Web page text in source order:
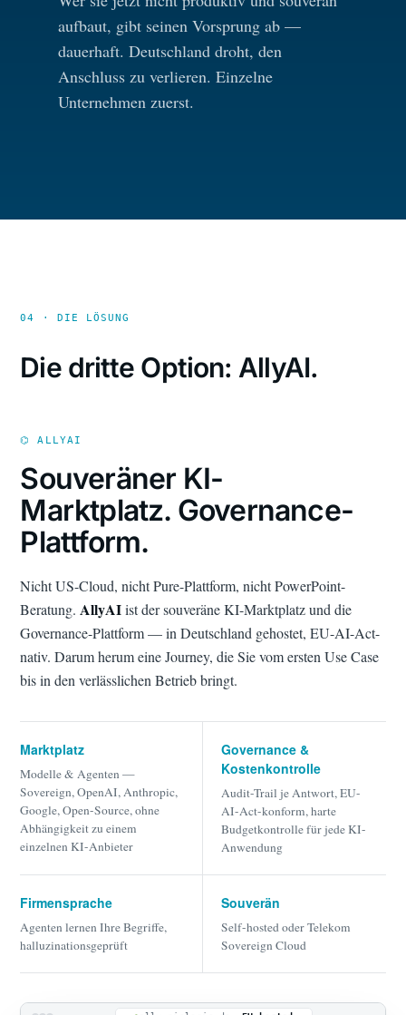
aufbaut, gibt seinen Vorsprung ab —
dauerhaft. Deutschland droht, den
Anschluss zu verlieren. Einzelne
Unternehmen zuerst.
04 · DIE LÖSUNG
Die dritte Option: AllyAI.
⌬ ALLYAI
Souveräner KI-
Marktplatz. Governance-
Plattform.
Nicht US-Cloud, nicht Pure-Plattform, nicht PowerPoint-
Beratung. AllyAIist der souveräne KI-Marktplatz und die
Governance-Plattform — in Deutschland gehostet, EU-AI-Act-
nativ. Darum herum eine Journey, die Sie vom ersten Use Case
bis in den verlässlichen Betrieb bringt.
Marktplatz
Modelle & Agenten —
Sovereign, OpenAI, Anthropic,
Google, Open-Source, ohne
Abhängigkeit zu einem
einzelnen KI-Anbieter
Governance &
Kostenkontrolle
Audit-Trail je Antwort, EU-
AI-Act-konform, harte
Budgetkontrolle für jede KI-
Anwendung
Firmensprache
Agenten lernen Ihre Begriffe,
halluzinationsgeprüft
Souverän
Self-hosted oder Telekom
Sovereign Cloud